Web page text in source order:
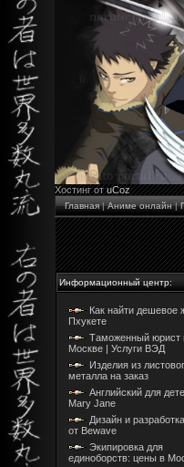
Хостинг отuCoz
Главная|Аниме онлайн|
Информационный центр:
Как найти дешевое
Пхукете
Таможенный юрист
Москве | Услуги ВЭД
Изделия из
металла на заказ
Английский для
Mary Jane
Дизайн и
от Bewave
Экипировка для
единоборств: цены в